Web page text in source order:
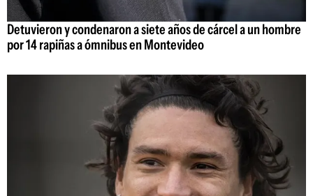
Detuvieron y condenaron a siete años de cárcel a un hombre
por 14 rapiñas a ómnibus en Montevideo